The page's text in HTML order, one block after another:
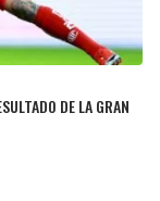
DE LA GRAN